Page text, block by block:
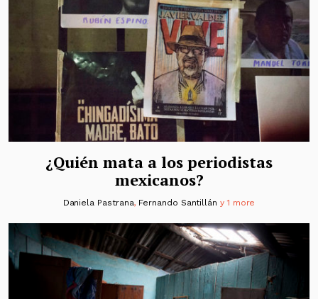
¿Quién mata a los periodistas
mexicanos?
Daniela Pastrana, Fernando Santillán y 1 more